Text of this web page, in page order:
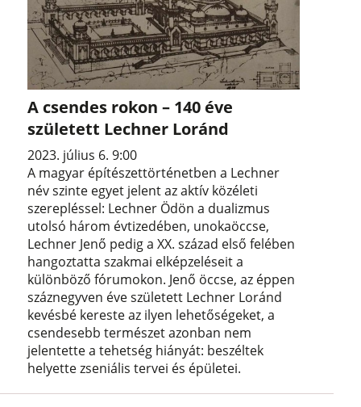
A csendes rokon – 140 éve
született Lechner Loránd
2023. július 6. 9:00
A magyar építészettörténetben a Lechner
név szinte egyet jelent az aktív közéleti
szerepléssel: Lechner Ödön a dualizmus
utolsó három évtizedében, unokaöccse,
Lechner Jenő pedig a XX. század első felében
hangoztatta szakmai elképzeléseit a
különböző fórumokon. Jenő öccse, az éppen
száznegyven éve született Lechner Loránd
kevésbé kereste az ilyen lehetőségeket, a
csendesebb természet azonban nem
jelentette a tehetség hiányát: beszéltek
helyette zseniális tervei és épületei.